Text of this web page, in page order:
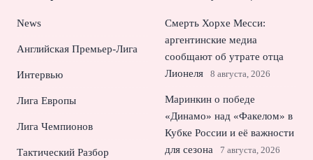
News
Английская Премьер-Лига
Интервью
Лига Европы
Лига Чемпионов
Тактический Разбор
Смерть Хорхе Месси:
аргентинские медиа
сообщают об утрате отца
Лионеля
8 августа, 2026
Маринкин о победе
«Динамо» над «Факелом» в
Кубке России и её важности
для сезона
7 августа, 2026